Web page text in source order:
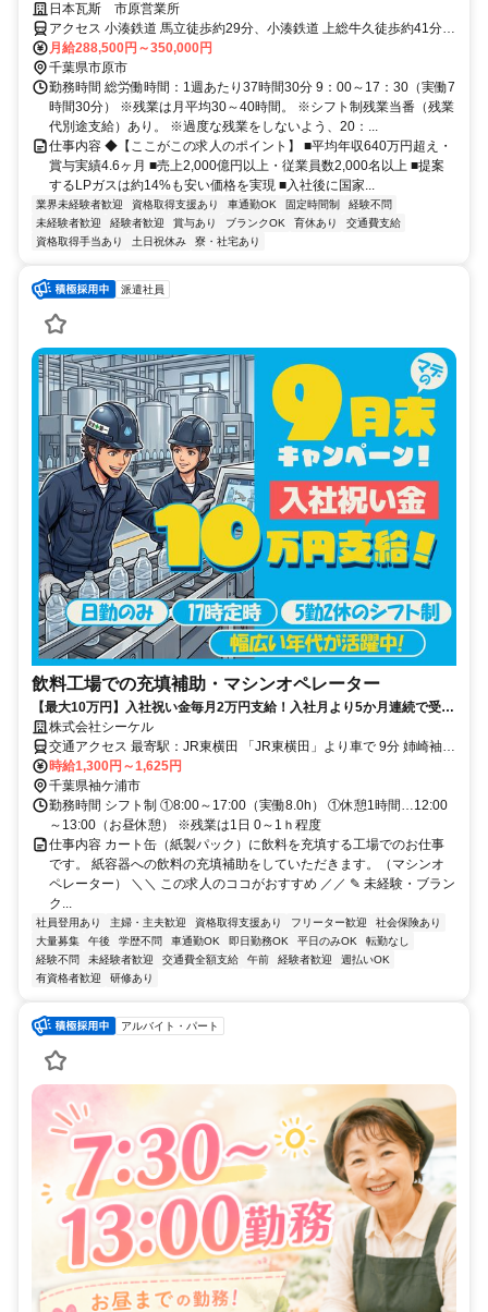
／年休121／完全週休2日
日本瓦斯 市原営業所
アクセス 小湊鉄道 馬立徒歩約29分、小湊鉄道 上総牛久徒歩約41分、
小湊鉄道 光風台（千葉県）徒歩約47分 ※一人一台社用車貸与、通勤
利用可
月給288,500円～350,000円
千葉県市原市
勤務時間 総労働時間：1週あたり37時間30分 9：00～17：30（実働7
時間30分） ※残業は月平均30～40時間。 ※シフト制残業当番（残業
代別途支給）あり。 ※過度な残業をしないよう、20：...
仕事内容 ◆【ここがこの求人のポイント】 ■平均年収640万円超え・
賞与実績4.6ヶ月 ■売上2,000億円以上・従業員数2,000名以上 ■提案
するLPガスは約14%も安い価格を実現 ■入社後に国家...
業界未経験者歓迎 資格取得支援あり 車通勤OK 固定時間制
経験不問
未経験者歓迎
経験者歓迎 賞与あり ブランクOK 育休あり
交通費支給
資格取得手当あり
土日祝休み 寮・社宅あり
派遣社員
飲料工場での充填補助・マシンオペレーター
【最大10万円】入社祝い金毎月2万円支給！入社月より5か月連続で受け
取れる！ プライベート重視ー残業少なめ
株式会社シーケル
交通アクセス 最寄駅：JR東横田 「JR東横田」より車で 9分 姉崎袖ヶ
浦ICより車で 8分 車通勤可能エリア（４５分圏内） 袖ケ浦市、市原
市、木更津市、君津市、千葉市緑区、茂原市、長南町からも通勤可能
です。
時給1,300円～1,625円
千葉県袖ケ浦市
勤務時間 シフト制 ①8:00～17:00（実働8.0h） ①休憩1時間…12:00
～13:00（お昼休憩） ※残業は1日 0～1ｈ程度
仕事内容 カート缶（紙製パック）に飲料を充填する工場でのお仕事
です。 紙容器への飲料の充填補助をしていただきます。（マシンオ
ペレーター） ＼＼ この求人のココがおすすめ ／／ ✎ 未経験・ブラン
ク...
社員登用あり 主婦・主夫歓迎 資格取得支援あり フリーター歓迎
社会保険あり
大量募集
午後 学歴不問 車通勤OK 即日勤務OK 平日のみOK
転勤なし
経験不問
未経験者歓迎 交通費全額支給 午前 経験者歓迎
週払いOK
有資格者歓迎
研修あり
アルバイト・パート